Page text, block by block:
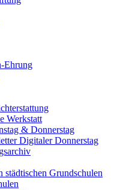
Ehrung
Werkstatt
& Donnerstag
Digitaler Donnerstag
städtischen Grundschulen